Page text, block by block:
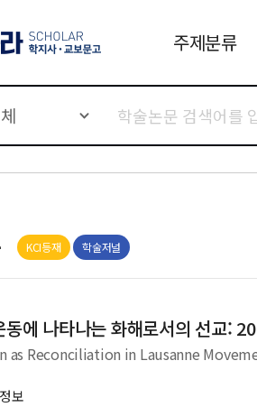
주제분류
KCI등재 학술저널
동에 나타나는 화해로서의 선교:
as Reconciliation in Lausanne
보